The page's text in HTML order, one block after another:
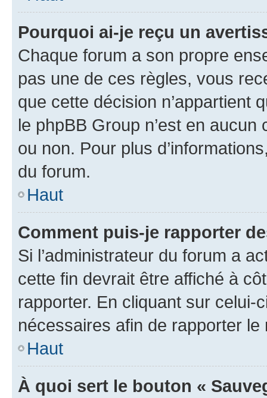
Pourquoi ai-je reçu un
Chaque forum a son propre
pas une de ces règles, vous
que cette décision n’appartient
le phpBB Group n’est en
ou non. Pour plus
du forum.
Haut
Comment puis-je rapporter
Si l’administrateur du forum a
cette fin devrait être affiché à
rapporter. En cliquant sur
nécessaires afin de rapporter le
Haut
À quoi sert le bouton «